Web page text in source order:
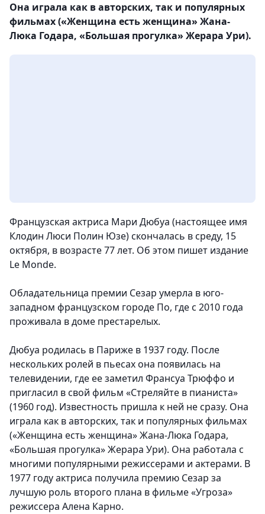
Она играла как в авторских, так и популярных
фильмах («Женщина есть женщина» Жана-
Люка Годара, «Большая прогулка» Жерара Ури).
Французская актриса Мари Дюбуа (настоящее имя
Клодин Люси Полин Юзе) скончалась в среду, 15
октября, в возрасте 77 лет. Об этом пишет издание
Le Monde.
Обладательница премии Сезар умерла в юго-
западном французском городе По, где с 2010 года
проживала в доме престарелых.
Дюбуа родилась в Париже в 1937 году. После
нескольких ролей в пьесах она появилась на
телевидении, где ее заметил Франсуа Трюффо и
пригласил в свой фильм «Стреляйте в пианиста»
(1960 год). Известность пришла к ней не сразу. Она
играла как в авторских, так и популярных фильмах
(«Женщина есть женщина» Жана-Люка Годара,
«Большая прогулка» Жерара Ури). Она работала с
многими популярными режиссерами и актерами. В
1977 году актриса получила премию Сезар за
лучшую роль второго плана в фильме «Угроза»
режиссера Алена Карно.